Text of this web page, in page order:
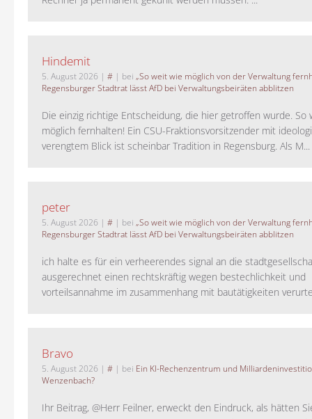
Hindemit
5. August 2026 | # | bei „So weit wie möglich von der Verwaltung
Regensburger Stadtrat lässt AfD bei Verwaltungsbeiräten abblitzen
Die einzig richtige Entscheidung, die hier getroffen wurde. So
möglich fernhalten! Ein CSU-Fraktionsvorsitzender mit
verengtem Blick ist scheinbar Tradition in Regensburg. Als M...
peter
5. August 2026 | # | bei „So weit wie möglich von der Verwaltung
Regensburger Stadtrat lässt AfD bei Verwaltungsbeiräten abblitzen
ich halte es für ein verheerendes signal an die
ausgerechnet einen rechtskräftig wegen bestechlichkeit und
vorteilsannahme im zusammenhang mit bautätigkeiten
Bravo
5. August 2026 | # | bei Ein KI-Rechenzentrum und
Wenzenbach?
Ihr Beitrag, @Herr Feilner, erweckt den Eindruck, als hätten